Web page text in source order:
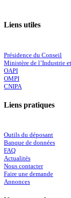
Liens utiles
Présidence du Conseil
Ministère de l’Industrie
OAPI
OMPI
CNIPA
Liens pratiques
Outils du déposant
Banque de données
FAQ
Actualités
Nous contacter
Faire une demande
Annonces